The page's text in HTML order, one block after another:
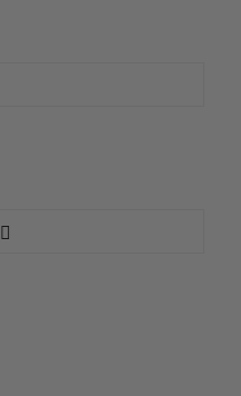
